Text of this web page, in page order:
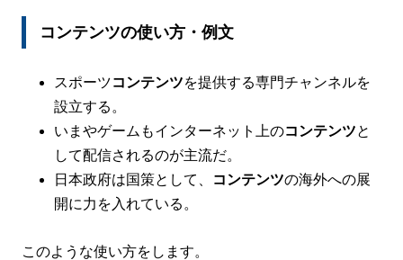
コンテンツの使い方・例文
スポーツコンテンツを提供する専門チャンネルを
設立する。
いまやゲームもインターネット上のコンテンツと
して配信されるのが主流だ。
日本政府は国策として、
コンテンツの海外への展
開に力を入れている。
このような使い方をします。